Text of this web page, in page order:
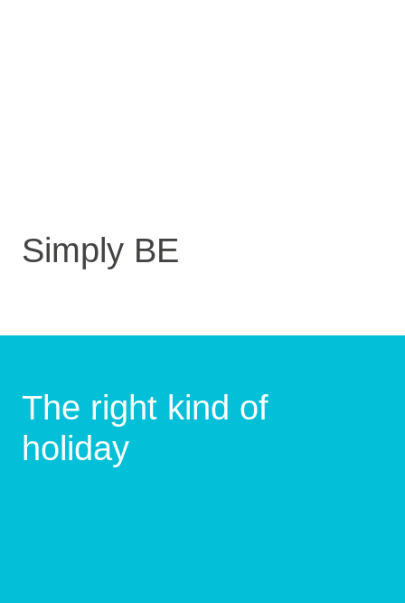
Simply BE
The right kind of
holiday